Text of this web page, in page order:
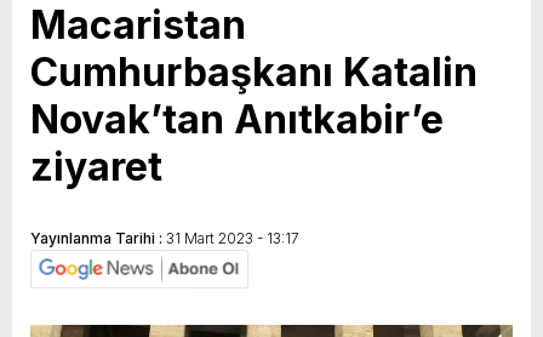
Macaristan
Cumhurbaşkanı Katalin
Novak’tan Anıtkabir’e
ziyaret
Yayınlanma Tarihi : 31 Mart 2023 - 13:17